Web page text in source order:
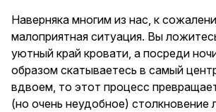
Наверняка многим из нас, к
малоприятная ситуация. Вы
уютный край кровати, а посреди
образом скатываетесь в самый
вдвоем, то этот процесс
(но очень неудобное) столкновение